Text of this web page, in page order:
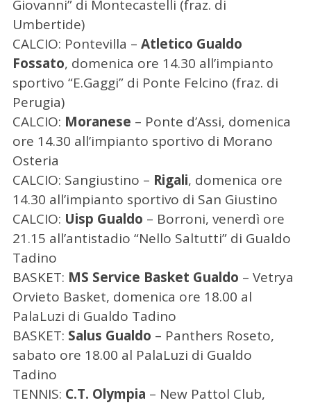
Giovanni” di Montecastelli (fraz. di
Umbertide)
CALCIO: Pontevilla – Atletico Gualdo
Fossato, domenica ore 14.30 all’impianto
sportivo “E.Gaggi” di Ponte Felcino (fraz. di
Perugia)
CALCIO: Moranese – Ponte d’Assi, domenica
ore 14.30 all’impianto sportivo di Morano
Osteria
CALCIO: Sangiustino – Rigali, domenica ore
14.30 all’impianto sportivo di San Giustino
CALCIO: Uisp Gualdo – Borroni, venerdì ore
21.15 all’antistadio “Nello Saltutti” di Gualdo
Tadino
BASKET: MS Service Basket Gualdo – Vetrya
Orvieto Basket, domenica ore 18.00 al
PalaLuzi di Gualdo Tadino
BASKET: Salus Gualdo – Panthers Roseto,
sabato ore 18.00 al PalaLuzi di Gualdo
Tadino
TENNIS: C.T. Olympia – New Pattol Club,
C
e
r
p
e